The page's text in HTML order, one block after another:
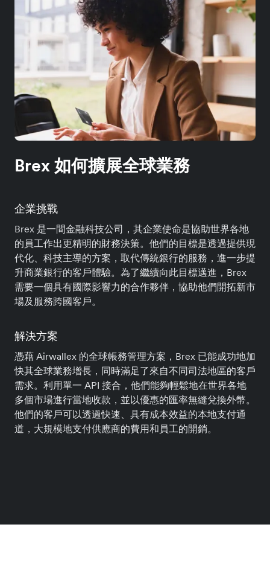
Brex 如何擴展全球業務
企業挑戰
Brex 是一間金融科技公司，其企業使命是協助世界各地
的員工作出更精明的財務決策。他們的目標是透過提供現
代化、科技主導的方案，取代傳統銀行的服務，進一步提
升商業銀行的客戶體驗。為了繼續向此目標邁進，Brex
需要一個具有國際影響力的合作夥伴，協助他們開拓新市
場及服務跨國客戶。
解決方案
憑藉 Airwallex 的全球帳務管理方案，Brex 已能成功地加
快其全球業務增長，同時滿足了來自不同司法地區的客戶
需求。利用單一 API 接合，他們能夠輕鬆地在世界各地
多個市場進行當地收款，並以優惠的匯率無縫兌換外幣。
他們的客戶可以透過快速、具有成本效益的本地支付通
道，大規模地支付供應商的費用和員工的開銷。